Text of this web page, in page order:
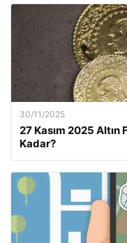
30/11/2025
27 Kasım 2025 Altın
Kadar?